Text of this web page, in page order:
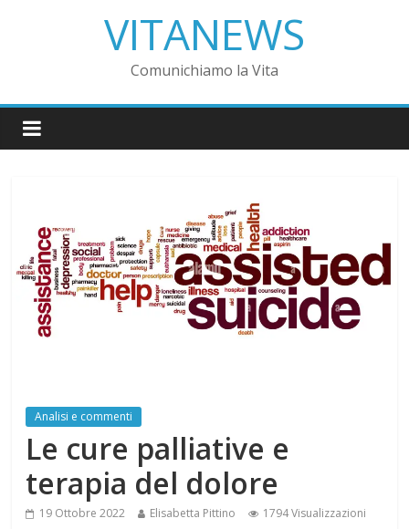
VITANEWS
Comunichiamo la Vita
Analisi e commenti
Le cure palliative e
terapia del dolore
19 Ottobre 2022 Elisabetta Pittino
1794 Visualizzazioni